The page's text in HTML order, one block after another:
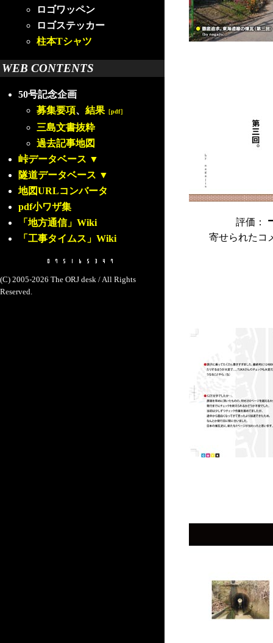
ロゴワッペン
ロゴステッカー
柱本Tシャツ
WEB CONTENTS
50号記念企画
募集要項、 結果 ［pdf］
三島文書抜粋
過去記事地図
峠データベース ▼
隧道データベース ▼
地図URLコンバータ
pdf小ワザ集
「地方通信」Wiki
「工事タイムス」Wiki
(C) 2005-2026 The ORJ desk / All Rights
Reserved.
評価：
寄せられたコ